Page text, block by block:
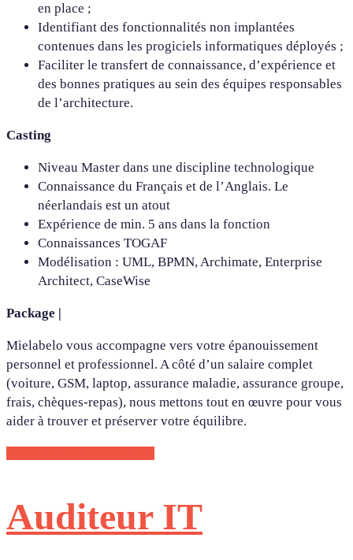
en place ;
Identifiant des fonctionnalités non implantées
contenues dans les progiciels informatiques déployés ;
Faciliter le transfert de connaissance, d’expérience et
des bonnes pratiques au sein des équipes responsables
de l’architecture.
Casting
Niveau Master dans une discipline technologique
Connaissance du Français et de l’Anglais. Le
néerlandais est un atout
Expérience de min. 5 ans dans la fonction
Connaissances TOGAF
Modélisation : UML, BPMN, Archimate, Enterprise
Architect, CaseWise
Package |
Mielabelo vous accompagne vers votre épanouissement
personnel et professionnel. A côté d’un salaire complet
(voiture, GSM, laptop, assurance maladie, assurance groupe,
frais, chèques-repas), nous mettons tout en œuvre pour vous
aider à trouver et préserver votre équilibre.
Auditeur IT